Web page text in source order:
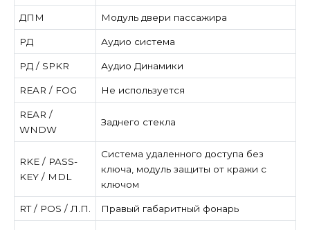
ДПМ Модуль двери пассажира
РД Аудио система
РД / SPKR Аудио Динамики
REAR / FOG Не используется
REAR /
WNDW
Заднего стекла
RKE / PASS-
KEY / MDL
Система удаленного доступа без
ключа, модуль защиты от кражи с
ключом
RT / POS / Л.П. Правый габаритный фонарь